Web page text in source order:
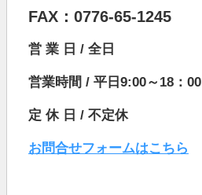
FAX：0776-65-1245
営 業 日 / 全日
営業時間 / 平日9:00～18：00
定 休 日 / 不定休
お問合せフォームはこちら